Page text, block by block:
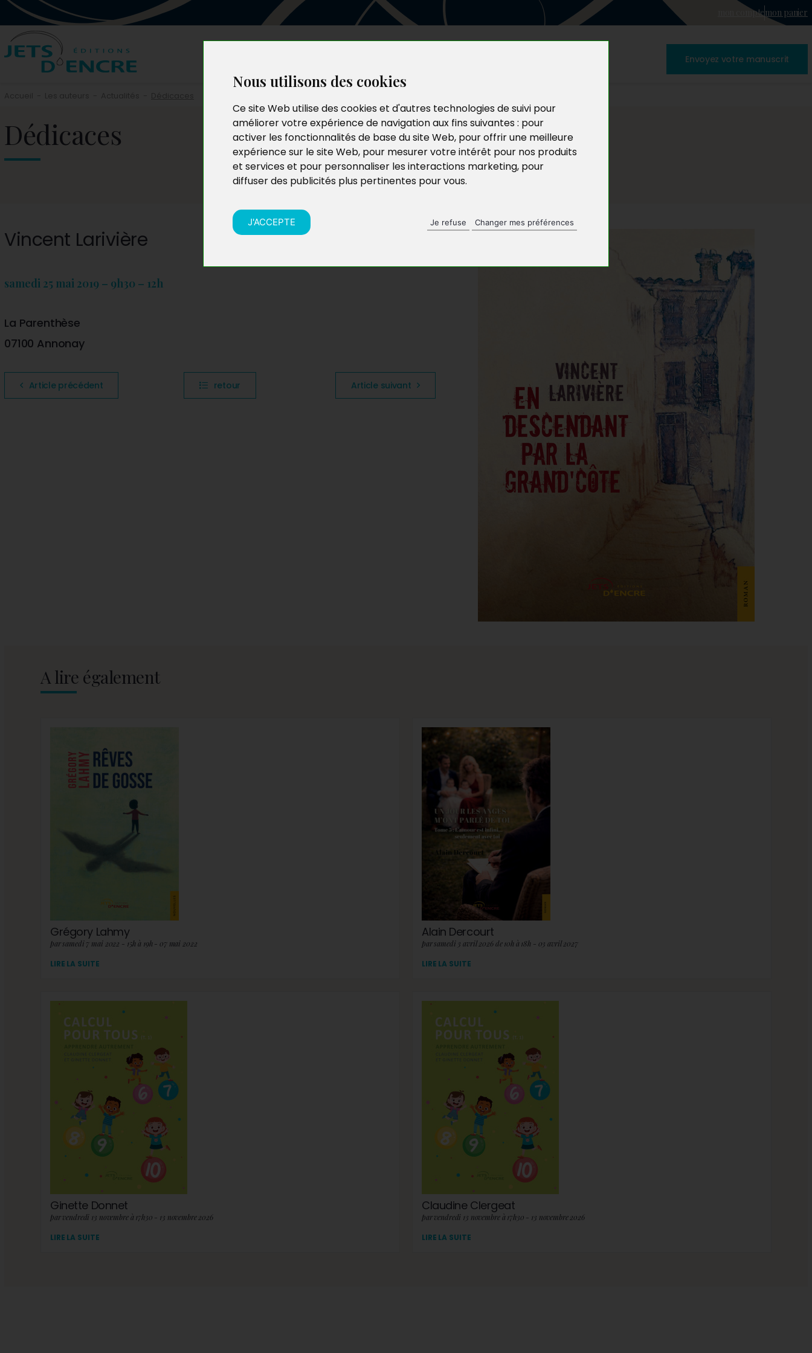
Nous utilisons des cookies
Ce site Web utilise des cookies et d'autres technologies de suivi pour
améliorer votre expérience de navigation aux fins suivantes : pour
activer les fonctionnalités de base du site Web, pour offrir une meilleure
expérience sur le site Web, pour mesurer votre intérêt pour nos produits
et services et pour personnaliser les interactions marketing, pour
diffuser des publicités plus pertinentes pour vous.
J'ACCEPTE Je refuse Changer mes préférences
mon comptemon panier
Envoyez votre manuscrit
Dédicaces
Vincent Larivière
samedi 25 mai 2019 – 9h30 – 12h
La Parenthèse
07100 Annonay
Article précédent retour Article suivant
A lire également
Grégory Lahmy
par samedi 7 mai 2022 - 15h à 19h - 07 mai 2022
LIRE LA SUITE
Alain Dercourt
par samedi 3 avril 2026 de 10h à 18h - 03 avril 2027
LIRE LA SUITE
Ginette Donnet
par vendredi 13 novembre à 17h30 - 13 novembre 2026
LIRE LA SUITE
Claudine Clergeat
par vendredi 13 novembre à 17h30 - 13 novembre 2026
LIRE LA SUITE